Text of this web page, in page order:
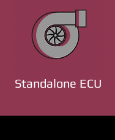
Standalone ECU